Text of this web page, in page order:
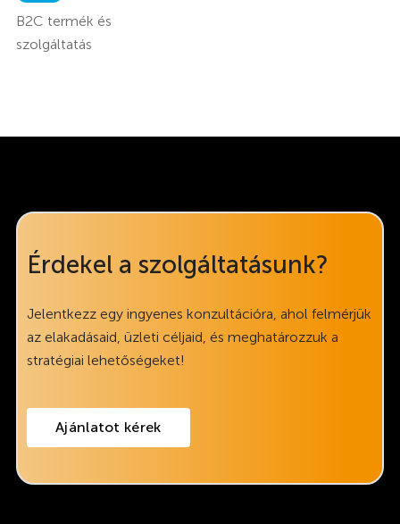
B2C termék és
szolgáltatás
Érdekel a szolgáltatásunk?
Jelentkezz egy ingyenes konzultációra, ahol felmérjük
az elakadásaid, üzleti céljaid, és meghatározzuk a
stratégiai lehetőségeket!
Ajánlatot kérek